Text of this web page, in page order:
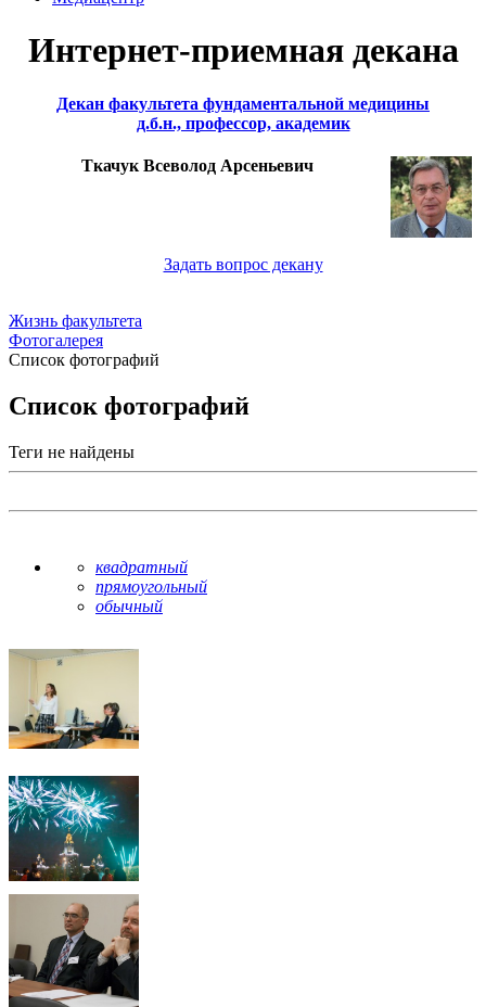
Интернет-приемная декана
Декан факультета фундаментальной медицины
д.б.н., профессор, академик
Ткачук Всеволод Арсеньевич
Задать вопрос декану
Жизнь факультета
Фотогалерея
Список фотографий
Список фотографий
Теги не найдены
квадратный
прямоугольный
обычный